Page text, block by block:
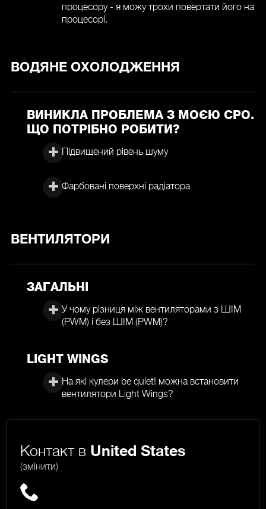
процесору - я можу трохи повертати його на
процесорі.
ВОДЯНЕ ОХОЛОДЖЕННЯ
ВИНИКЛА ПРОБЛЕМА З МОЄЮ СРО.
ЩО ПОТРІБНО РОБИТИ?
Підвищений рівень шуму
Фарбовані поверхні радіатора
ВЕНТИЛЯТОРИ
ЗАГАЛЬНІ
У чому різниця між вентиляторами з ШІМ
(PWM) і без ШІМ (PWM)?
LIGHT WINGS
На які кулери be quiet! можна встановити
вентилятори Light Wings?
Контакт в United States
(змінити)